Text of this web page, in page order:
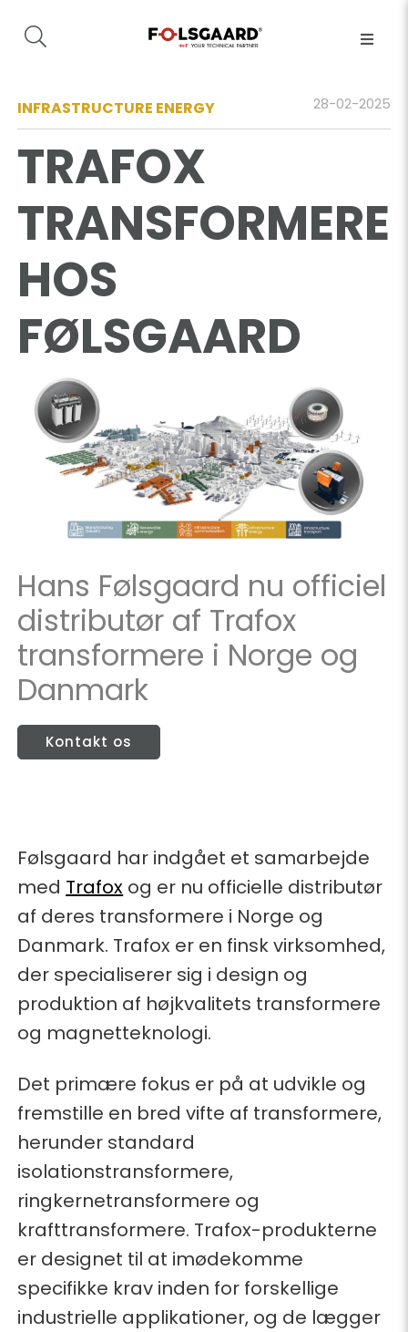
INFRASTRUCTURE ENERGY 28-02-2025
TRAFOX
TRANSFORMERE
HOS
FØLSGAARD
Hans Følsgaard nu officiel
distributør af Trafox
transformere i Norge og
Danmark
Kontakt os
Følsgaard har indgået et samarbejde
med Trafox og er nu officielle distributør
af deres transformere i Norge og
Danmark. Trafox er en finsk virksomhed,
der specialiserer sig i design og
produktion af højkvalitets transformere
og magnetteknologi.
Det primære fokus er på at udvikle og
fremstille en bred vifte af transformere,
herunder standard
isolationstransformere,
ringkernetransformere og
krafttransformere. Trafox-produkterne
er designet til at imødekomme
specifikke krav inden for forskellige
industrielle applikationer, og de lægger